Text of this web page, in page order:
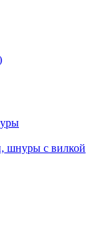
шнуры с вилкой